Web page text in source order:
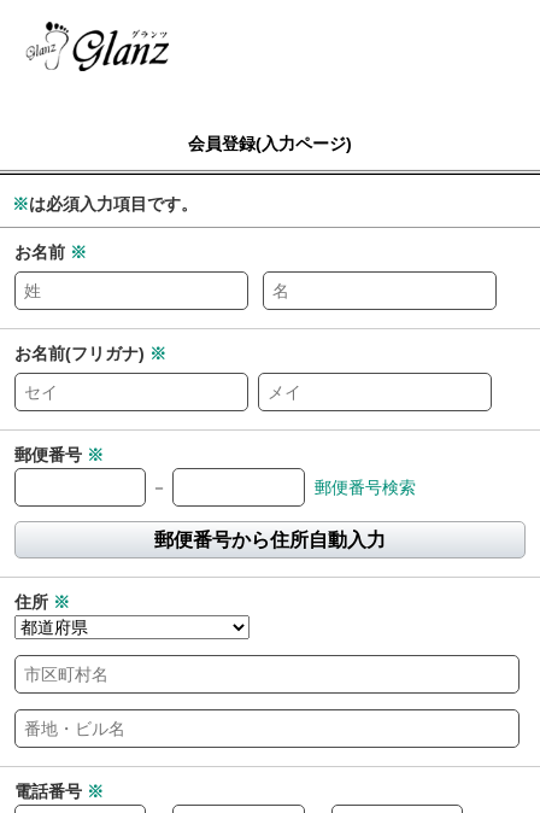
会員登録(入力ページ)
※は必須入力項目です。
お名前 ※
お名前(フリガナ) ※
郵便番号 ※
－
郵便番号検索
郵便番号から住所自動入力
住所 ※
電話番号 ※